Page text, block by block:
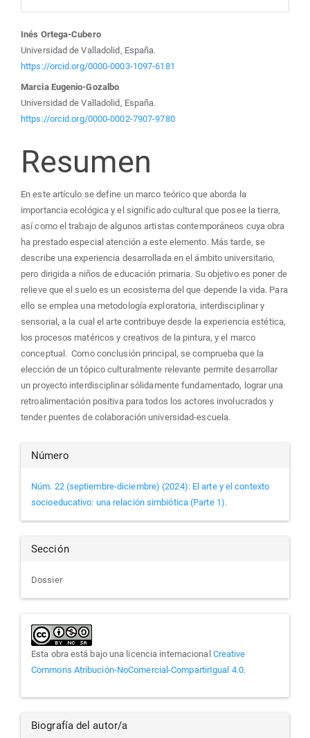
Contenido
principal
del
artículo
Inés Ortega-Cubero
Universidad de Valladolid, España.
https://orcid.org/0000-0003-1097-6181
Marcia Eugenio-Gozalbo
Universidad de Valladolid, España.
https://orcid.org/0000-0002-7907-9780
Resumen
En este artículo se define un marco teórico que aborda la
importancia ecológica y el significado cultural que posee la tierra,
así como el trabajo de algunos artistas contemporáneos cuya obra
ha prestado especial atención a este elemento. Más tarde, se
describe una experiencia desarrollada en el ámbito universitario,
pero dirigida a niños de educación primaria. Su objetivo es poner de
relieve que el suelo es un ecosistema del que depende la vida. Para
ello se emplea una metodología exploratoria, interdisciplinar y
sensorial, a la cual el arte contribuye desde la experiencia estética,
los procesos matéricos y creativos de la pintura, y el marco
conceptual. Como conclusión principal, se comprueba que la
elección de un tópico culturalmente relevante permite desarrollar
un proyecto interdisciplinar sólidamente fundamentado, lograr una
retroalimentación positiva para todos los actores involucrados y
tender puentes de colaboración universidad-escuela.
Detalles
del
artículo
Número
Núm. 22 (septiembre-diciembre) (2024): El arte y el contexto
socioeducativo: una relación simbiótica (Parte 1).
Sección
Dossier
Esta obra está bajo una licencia internacional Creative
Commons Atribución-NoComercial-CompartirIgual 4.0.
Biografía del autor/a